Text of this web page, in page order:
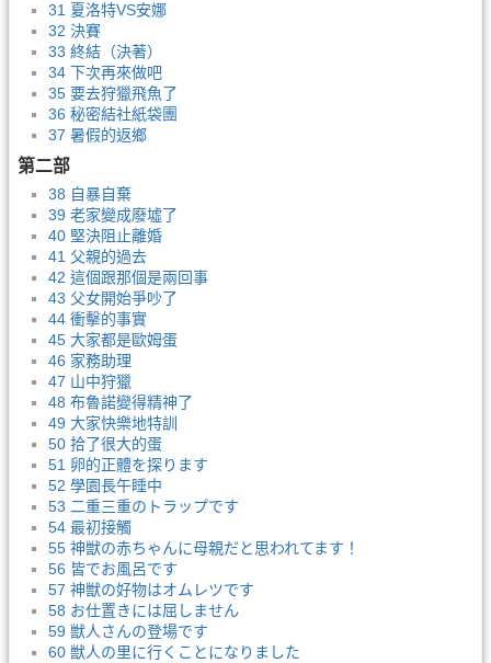
31 夏洛特VS安娜
32 決賽
33 終結（決著）
34 下次再來做吧
35 要去狩獵飛魚了
36 秘密結社紙袋團
37 暑假的返鄉
第二部
38 自暴自棄
39 老家變成廢墟了
40 堅決阻止離婚
41 父親的過去
42 這個跟那個是兩回事
43 父女開始爭吵了
44 衝擊的事實
45 大家都是歐姆蛋
46 家務助理
47 山中狩獵
48 布魯諾變得精神了
49 大家快樂地特訓
50 拾了很大的蛋
51 卵的正體を探ります
52 學園長午睡中
53 二重三重のトラップです
54 最初接觸
55 神獣の赤ちゃんに母親だと思われてます！
56 皆でお風呂です
57 神獣の好物はオムレツです
58 お仕置きには屈しません
59 獣人さんの登場です
60 獣人の里に行くことになりました